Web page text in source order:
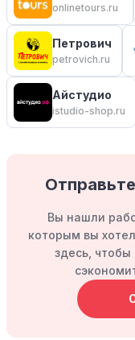
onlinetours.ru
Петрович
petrovich.ru
Айстудио
istudio-shop.ru
Вы нашли
которым вы
здесь,